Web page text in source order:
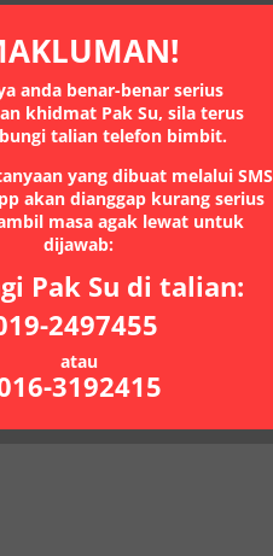
anda benar-benar serius
khidmat Pak Su, sila terus
talian telefon bimbit.
yang dibuat melalui SMS
akan dianggap kurang serius
masa agak lewat untuk
dijawab:
Pak Su di talian:
2497455
atau
3192415